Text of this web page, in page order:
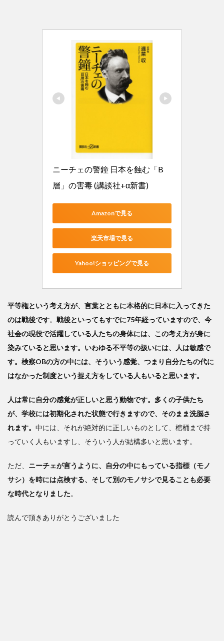
ニーチェの警鐘 日本を蝕む「B
層」の害毒 (講談社+α新書)
Amazonで見る
楽天市場で見る
Yahoo!ショッピングで見る
平等権という考え方が、言葉とともに本格的に日本に入ってきた
のは戦後です。 戦後といってもすでに75年経っていますので、今
社会の現役で活躍している人たちの身体には、この考え方が身に
染みていると思います。いわゆる不平等の扱いには、人は敏感で
す。検察OBの方の中には、そういう感覚、つまり自分たちの代に
はなかった制度という捉え方をしている人もいると思います。
人は常に自分の感覚が正しいと思う動物です。多くの子供たち
が、学校には初期化された状態で行きますので、そのまま洗脳さ
れます。 中には、それが絶対的に正しいものとして、棺桶まで持
っていく人もいますし、そういう人が結構多いと思います。
ただ、 ニーチェが言うように、自分の中にもっている指標（モノ
サシ）を時には点検する、そして別のモノサシで見ることも必要
な時代となりました。
読んで頂きありがとうございました